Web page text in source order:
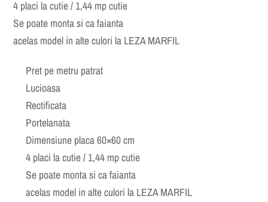
4 placi la cutie / 1,44 mp cutie
Se poate monta si ca faianta
acelas model in alte culori la LEZA MARFIL
Pret pe metru patrat
Lucioasa
Rectificata
Portelanata
Dimensiune placa 60×60 cm
4 placi la cutie / 1,44 mp cutie
Se poate monta si ca faianta
acelas model in alte culori la LEZA MARFIL